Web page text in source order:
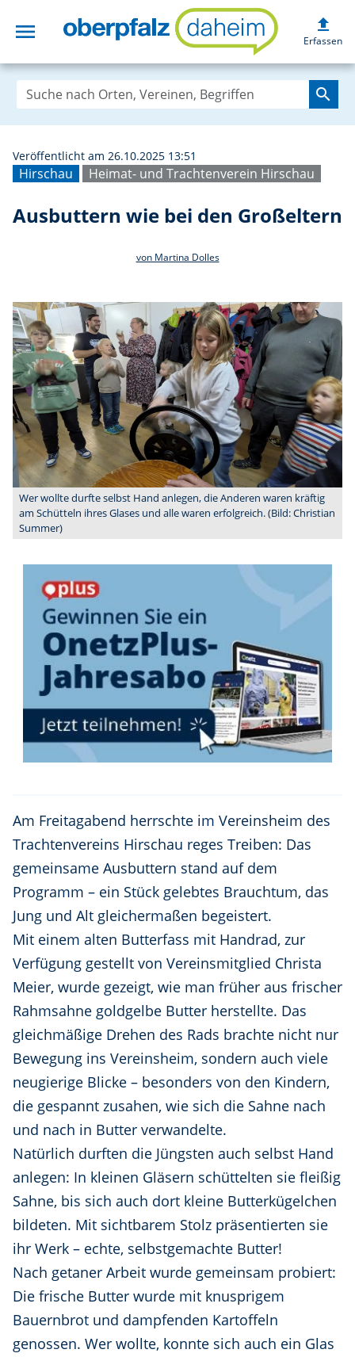
menu Ausbuttern wie
upload
Erfassen
search
Hirschau Heimat- und Trachtenverein Hirschau
Veröffentlicht am 26.10.2025 13:51
Ausbuttern wie bei den Großeltern
von Martina Dolles
Wer wollte durfte selbst Hand anlegen, die Anderen waren kräftig
am Schütteln ihres Glases und alle waren erfolgreich. (Bild: Christian
Summer)
Am Freitagabend herrschte im Vereinsheim des
Trachtenvereins Hirschau reges Treiben: Das
gemeinsame Ausbuttern stand auf dem
Programm – ein Stück gelebtes Brauchtum, das
Jung und Alt gleichermaßen begeistert.
Mit einem alten Butterfass mit Handrad, zur
Verfügung gestellt von Vereinsmitglied Christa
Meier, wurde gezeigt, wie man früher aus frischer
Rahmsahne goldgelbe Butter herstellte. Das
gleichmäßige Drehen des Rads brachte nicht nur
Bewegung ins Vereinsheim, sondern auch viele
neugierige Blicke – besonders von den Kindern,
die gespannt zusahen, wie sich die Sahne nach
und nach in Butter verwandelte.
Natürlich durften die Jüngsten auch selbst Hand
anlegen: In kleinen Gläsern schüttelten sie fleißig
Sahne, bis sich auch dort kleine Butterkügelchen
bildeten. Mit sichtbarem Stolz präsentierten sie
ihr Werk – echte, selbstgemachte Butter!
Nach getaner Arbeit wurde gemeinsam probiert:
Die frische Butter wurde mit knusprigem
Bauernbrot und dampfenden Kartoffeln
genossen. Wer wollte, konnte sich auch ein Glas